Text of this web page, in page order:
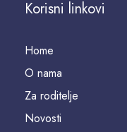
Korisni linkovi
Home
O nama
Za roditelje
Novosti